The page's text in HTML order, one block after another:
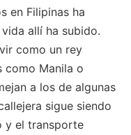
en Filipinas ha
allí ha subido.
como un rey
como Manila o
a los de algunas
sigue siendo
y el transporte